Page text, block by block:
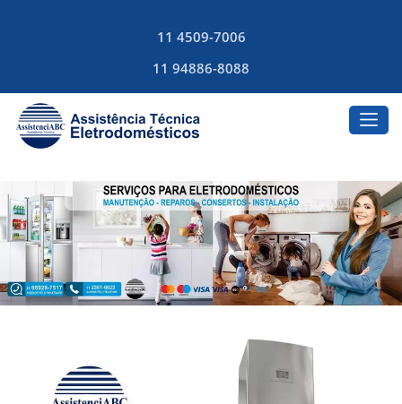
11 4509-7006
11 94886-8088